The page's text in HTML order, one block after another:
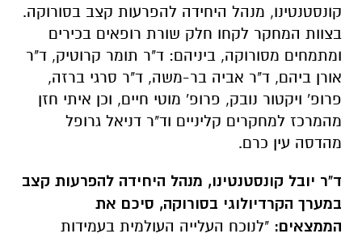
קונסטנטינו, מנהל היחידה להפרעות קצב בסורוקה.
בצוות המחקר לקחו חלק שורת רופאים בכירים
ומתמחים מסורוקה, ביניהם: ד"ר תומר קרוטיק, ד"ר
אורן ביהם, ד"ר אביה בר-משה, ד"ר סרגי ברזה,
פרופ' ויקטור נובק, פרופ' מוטי חיים, וכן איתי חזן
מהמרכז למחקרים קליניים וד"ר דניאל גרופל
מהדסה עין כרם.
ד"ר יובל קונסטנטינו, מנהל היחידה להפרעות קצב
במערך הקרדיולוגי בסורוקה, סיכם את
הממצאים: "לנוכח העלייה העולמית בעמידות